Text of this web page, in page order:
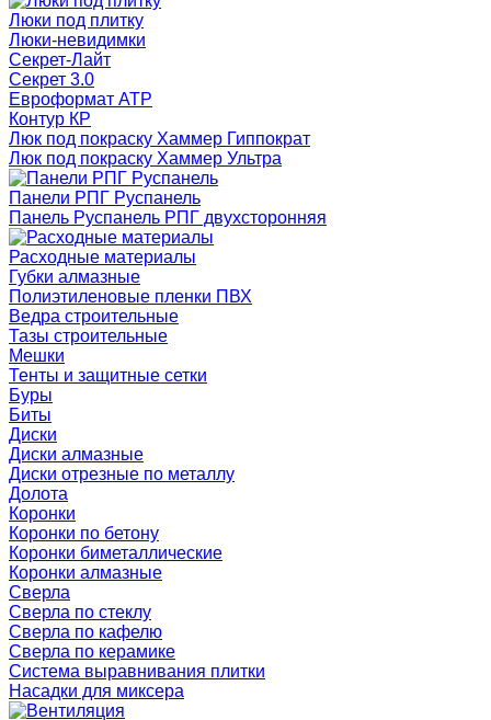
Люки под плитку
Люки-невидимки
Секрет-Лайт
Секрет 3.0
Евроформат АТР
Контур КР
Люк под покраску Хаммер Гиппократ
Люк под покраску Хаммер Ультра
Панели РПГ Руспанель
Панель Руспанель РПГ двухсторонняя
Расходные материалы
Губки алмазные
Полиэтиленовые пленки ПВХ
Ведра строительные
Тазы строительные
Мешки
Тенты и защитные сетки
Буры
Биты
Диски
Диски алмазные
Диски отрезные по металлу
Долота
Коронки
Коронки по бетону
Коронки биметаллические
Коронки алмазные
Сверла
Сверла по стеклу
Сверла по кафелю
Сверла по керамике
Система выравнивания плитки
Насадки для миксера